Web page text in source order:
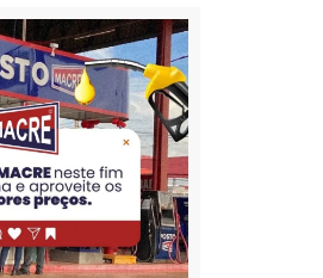
PUBLICIDADE